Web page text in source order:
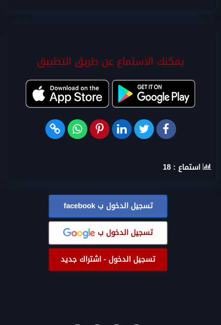
يمكنك الاستماع عن طريق التطبيق
استماع : 18
تسجيل الدخول بfacebook
تسجيل الدخول ب
تسجيل الدخول - اشتراك جديد